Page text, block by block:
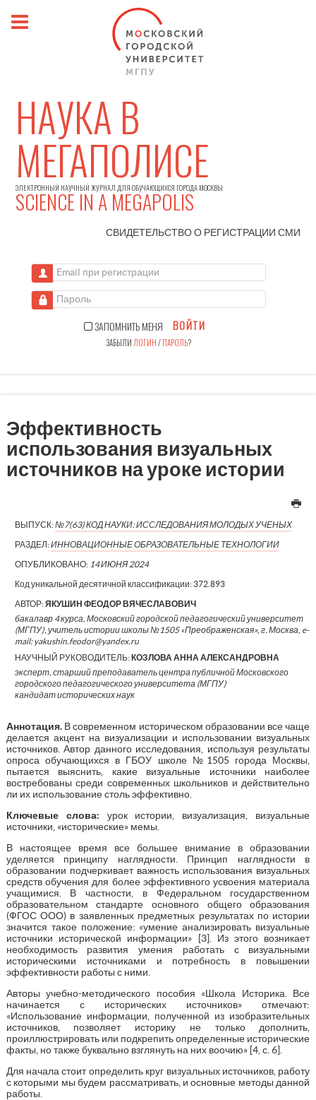
НАУКА В
МЕГАПОЛИСЕ
ЭЛЕКТРОННЫЙ НАУЧНЫЙ ЖУРНАЛ ДЛЯ ОБУЧАЮЩИХСЯ ГОРОДА МОСКВЫ
SCIENCE IN A MEGAPOLIS
СВИДЕТЕЛЬСТВО О РЕГИСТРАЦИИСМИ
Email при регистрации
Пароль
ЗАПОМНИТЬ МЕНЯ ВОЙТИ
ЗАБЫЛИ ЛОГИН/ПАРОЛЬ?
Эффективность
использования визуальных
источников на уроке истории
ВЫПУСК:№7(63) КОД НАУКИ: ИССЛЕДОВАНИЯ МОЛОДЫХ УЧЕНЫХ
РАЗДЕЛ:ИННОВАЦИОННЫЕ ОБРАЗОВАТЕЛЬНЫЕ ТЕХНОЛОГИИ
ОПУБЛИКОВАНО: 14 ИЮНЯ 2024
Код уникальной десятичной классификации: 372.893
АВТОР:ЯКУШИН ФЕОДОР ВЯЧЕСЛАВОВИЧ
бакалавр 4 курса, Московский городской педагогический университет
(МГПУ), учитель истории школы №1505 «Преображенская», г. Москва, e-
mail: yakushin.feodor@yandex.ru
НАУЧНЫЙ РУКОВОДИТЕЛЬ:КОЗЛОВА АННА АЛЕКСАНДРОВНА
эксперт, старший преподаватель центра публичной Московского
городского педагогического университета (МГПУ)
кандидат исторических наук
Аннотация. В современном историческом образовании все чаще
делается акцент на визуализации и использовании визуальных
источников. Автор данного исследования, используя результаты
опроса обучающихся в ГБОУ школе №1505 города Москвы,
пытается выяснить, какие визуальные источники наиболее
востребованы среди современных школьников и действительно
ли их использование столь эффективно.
Ключевые слова: урок истории, визуализация, визуальные
источники, «исторические» мемы.
В настоящее время все большее внимание в образовании
уделяется принципу наглядности. Принцип наглядности в
образовании подчеркивает важность использования визуальных
средств обучения для более эффективного усвоения материала
учащимися. В частности, в Федеральном государственном
образовательном стандарте основного общего образования
(ФГОС ООО) в заявленных предметных результатах по истории
значится такое положение: «умение анализировать визуальные
источники исторической информации» [3]. Из этого возникает
необходимость развития умения работать с визуальными
историческими источниками и потребность в повышении
эффективности работы с ними.
Авторы учебно-методического пособия «Школа Историка. Все
начинается с исторических источников» отмечают:
«Использование информации, полученной из изобразительных
источников, позволяет историку не только дополнить,
проиллюстрировать или подкрепить определенные исторические
факты, но также буквально взглянуть на них воочию» [4, с. 6].
Для начала стоит определить круг визуальных источников, работу
с которыми мы будем рассматривать, и основные методы данной
работы.